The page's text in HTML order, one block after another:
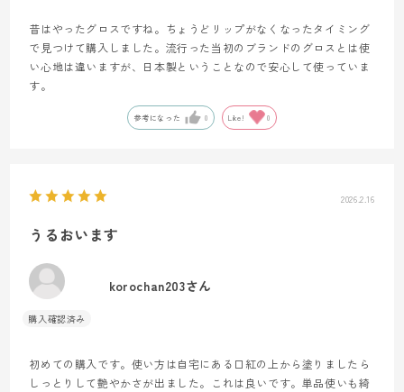
昔はやったグロスですね。ちょうどリップがなくなったタイミング
で見つけて購入しました。流行った当初のブランドのグロスとは使
い心地は違いますが、日本製ということなので安心して使っていま
す。
参考になった 0 Like! 0
2026.2.16
うるおいます
korochan203さん
初めての購入です。使い方は自宅にある口紅の上から塗りましたら
しっとりして艶やかさが出ました。これは良いです。単品使いも綺